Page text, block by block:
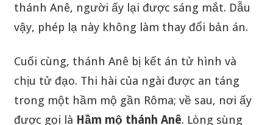
thánh Anê, người ấy lại được sáng mắt. Dẫu
vậy, phép lạ này không làm thay đổi bản án.
Cuối cùng, thánh Anê bị kết án tử hình và
chịu tử đạo. Thi hài của ngài được an táng
trong một hầm mộ gần Rôma; về sau, nơi ấy
được gọi là Hầm mộ thánh Anê. Lòng sùng